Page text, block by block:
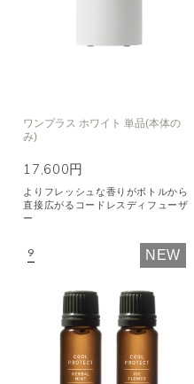
ワンプラス ホワイト 単品(本体の
み)
17,600円
よりフレッシュな香りがボトルから
直接広がるコードレスディフューザ
ー
NEW